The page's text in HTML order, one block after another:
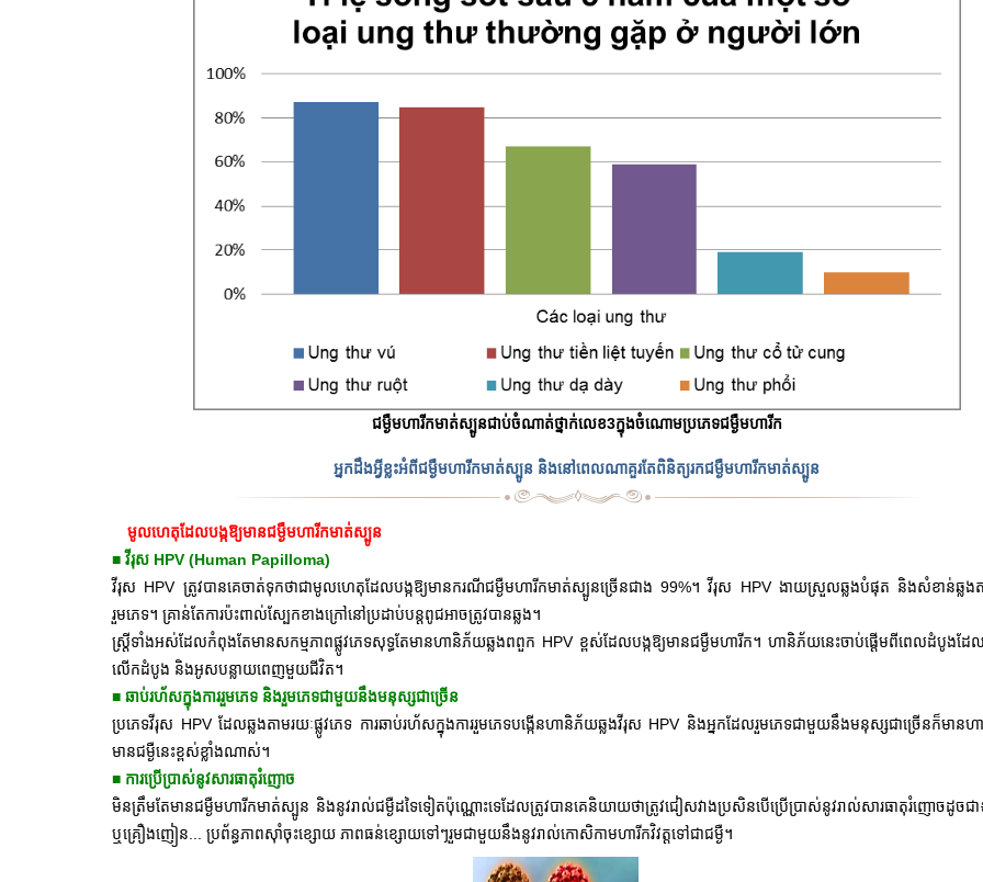
ជម្ងឺមហារីកមាត់ស្បូនជាប់ចំណាត់ថ្នាក់លេខ3ក្នុងចំណោមប្រភេទជម្ងឺមហារីក
អ្នកដឹងអ្វីខ្លះអំពីជម្ងឺមហារីកមាត់ស្បូន និងនៅពេលណាគួរតែពិនិត្យរកជម្ងឺមហារីកមាត់ស្បូន
មូលហេតុដែលបង្កឱ្យមានជម្ងឺមហារីកមាត់ស្បូន
■ វីរុស HPV (Human Papilloma)
វីរុស HPV ត្រូវបានគេចាត់ទុកថាជាមូលហេតុដែលបង្កឱ្យមានករណីជម្ងឺមហារីកមាត់ស្បូនច្រើនជាង 99%។ វីរុស HPV ងាយស្រួលឆ្លងបំផុត និងសំខាន់ឆ្លងត
រួមភេទ។ គ្រាន់តែការប៉ះពាល់ស្បែកខាងក្រៅនៅប្រដាប់បន្តពូជអាចត្រូវបានឆ្លង។
ស្រ្តីទាំងអស់ដែលកំពុងតែមានសកម្មភាពផ្លូវភេទសុទ្ធតែមានហានិភ័យឆ្លងពពួក HPV ខ្ពស់ដែលបង្កឱ្យមានជម្ងឺមហារីក។ ហានិភ័យនេះចាប់ផ្តើមពីពេលដំបូងដែល
លើកដំបូង និងអូសបន្លាយពេញមួយជីវិត។
■ ឆាប់រហ័សក្នុងការរួមភេទ និងរួមភេទជាមួយនឹងមនុស្សជាច្រើន
ប្រភេទវីរុស HPV ដែលឆ្លងតាមរយៈផ្លូវភេទ ការឆាប់រហ័សក្នុងការរួមភេទបង្កើនហានិភ័យឆ្លងវីរុស HPV និងអ្នកដែលរួមភេទជាមួយនឹងមនុស្សជាច្រើនក៏មាន
មានជម្ងឺនេះខ្ពស់ខ្លាំងណាស់។
■ ការប្រើប្រាស់នូវសារធាតុរំញោច
មិនត្រឹមតែមានជម្ងឺមហារីកមាត់ស្បូន និងនូវរាល់ជម្ងឺដទៃទៀតប៉ុណ្ណោះទេដែលត្រូវបានគេនិយាយថាត្រូវជៀសវាងប្រសិនបើប្រើប្រាស់នូវរាល់សារធាតុរំញោចដូចជា
ឬគ្រឿងញៀន... ប្រព័ន្ធភាពស៊ាំចុះខ្សោយ ភាពធន់ខ្សោយទៅៗរួមជាមួយនឹងនូវរាល់កោសិកាមហារីកវិវត្តទៅជាជម្ងឺ។